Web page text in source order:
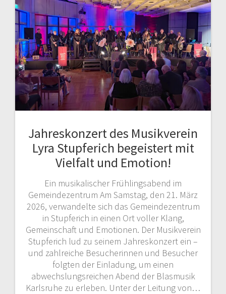
Jahreskonzert des Musikverein
Lyra Stupferich begeistert mit
Vielfalt und Emotion!
Ein musikalischer Frühlingsabend im
Gemeindezentrum Am Samstag, den 21. März
2026, verwandelte sich das Gemeindezentrum
in Stupferich in einen Ort voller Klang,
Gemeinschaft und Emotionen. Der Musikverein
Stupferich lud zu seinem Jahreskonzert ein –
und zahlreiche Besucherinnen und Besucher
folgten der Einladung, um einen
abwechslungsreichen Abend der Blasmusik
Karlsruhe zu erleben. Unter der Leitung von…